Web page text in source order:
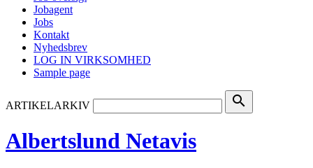
Jobagent
Jobs
Kontakt
Nyhedsbrev
LOG IN VIRKSOMHED
Sample page
ARTIKELARKIV search
Albertslund Netavis